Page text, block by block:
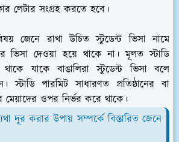
লেটার সংগ্রহ করতে হবে।
জেনে রাখা উচিত স্টুডেন্ট ভিসা নামে
ভিসা দেওয়া হয়ে থাকে না। মূলত স্টাডি
যাকে বাঙালিরা স্টুডেন্ট ভিসা বলে
পারমিট সাধারণত প্রতিষ্ঠানের বা
মেয়াদের ওপর নির্ভর করে থাকে।
দূর করার উপায় সম্পর্কে বিস্তারিত জেনে